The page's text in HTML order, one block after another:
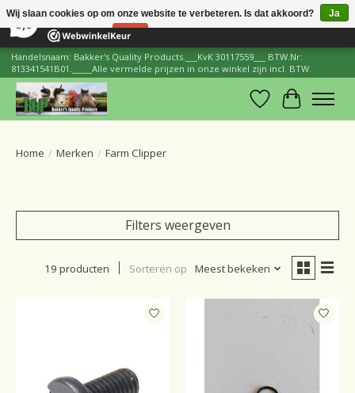
206 Reviews ×
Handelsnaam: Bakker's Quality Products.___KvK 30117559___ BTW.Nr:
813341541B01._____Alle vermelde prijzen in onze winkel zijn incl. BTW.
Verlanglijst
Home / Merken / Farm Clipper
Filters weergeven
19 producten Sorteren op Meest bekeken
Wij slaan cookies op om onze website te verbeteren. Is dat akkoord?
Ja
Nee